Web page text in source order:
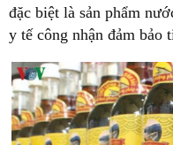
đặc biệt là sản phẩm
y tế công nhận đảm bảo